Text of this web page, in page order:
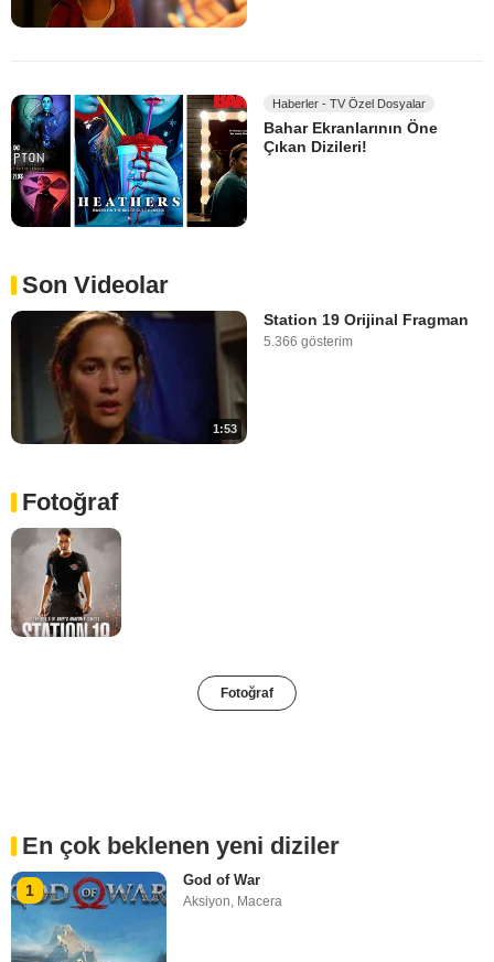
Haberler - TV Özel Dosyalar
Bahar Ekranlarının Öne
Çıkan Dizileri!
Son Videolar
1:53
Station 19 Orijinal Fragman
5.366 gösterim
Fotoğraf
Fotoğraf
En çok beklenen yeni diziler
1
God of War
Aksiyon, Macera